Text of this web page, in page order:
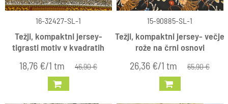
16-32427-SL-1
Težji, kompaktni jersey-
tigrasti motiv v kvadratih
18,76 €/1 tm 46,90 €
15-90885-SL-1
Težji, kompaktni jersey- večje
rože na črni osnovi
26,36 €/1 tm 65,90 €